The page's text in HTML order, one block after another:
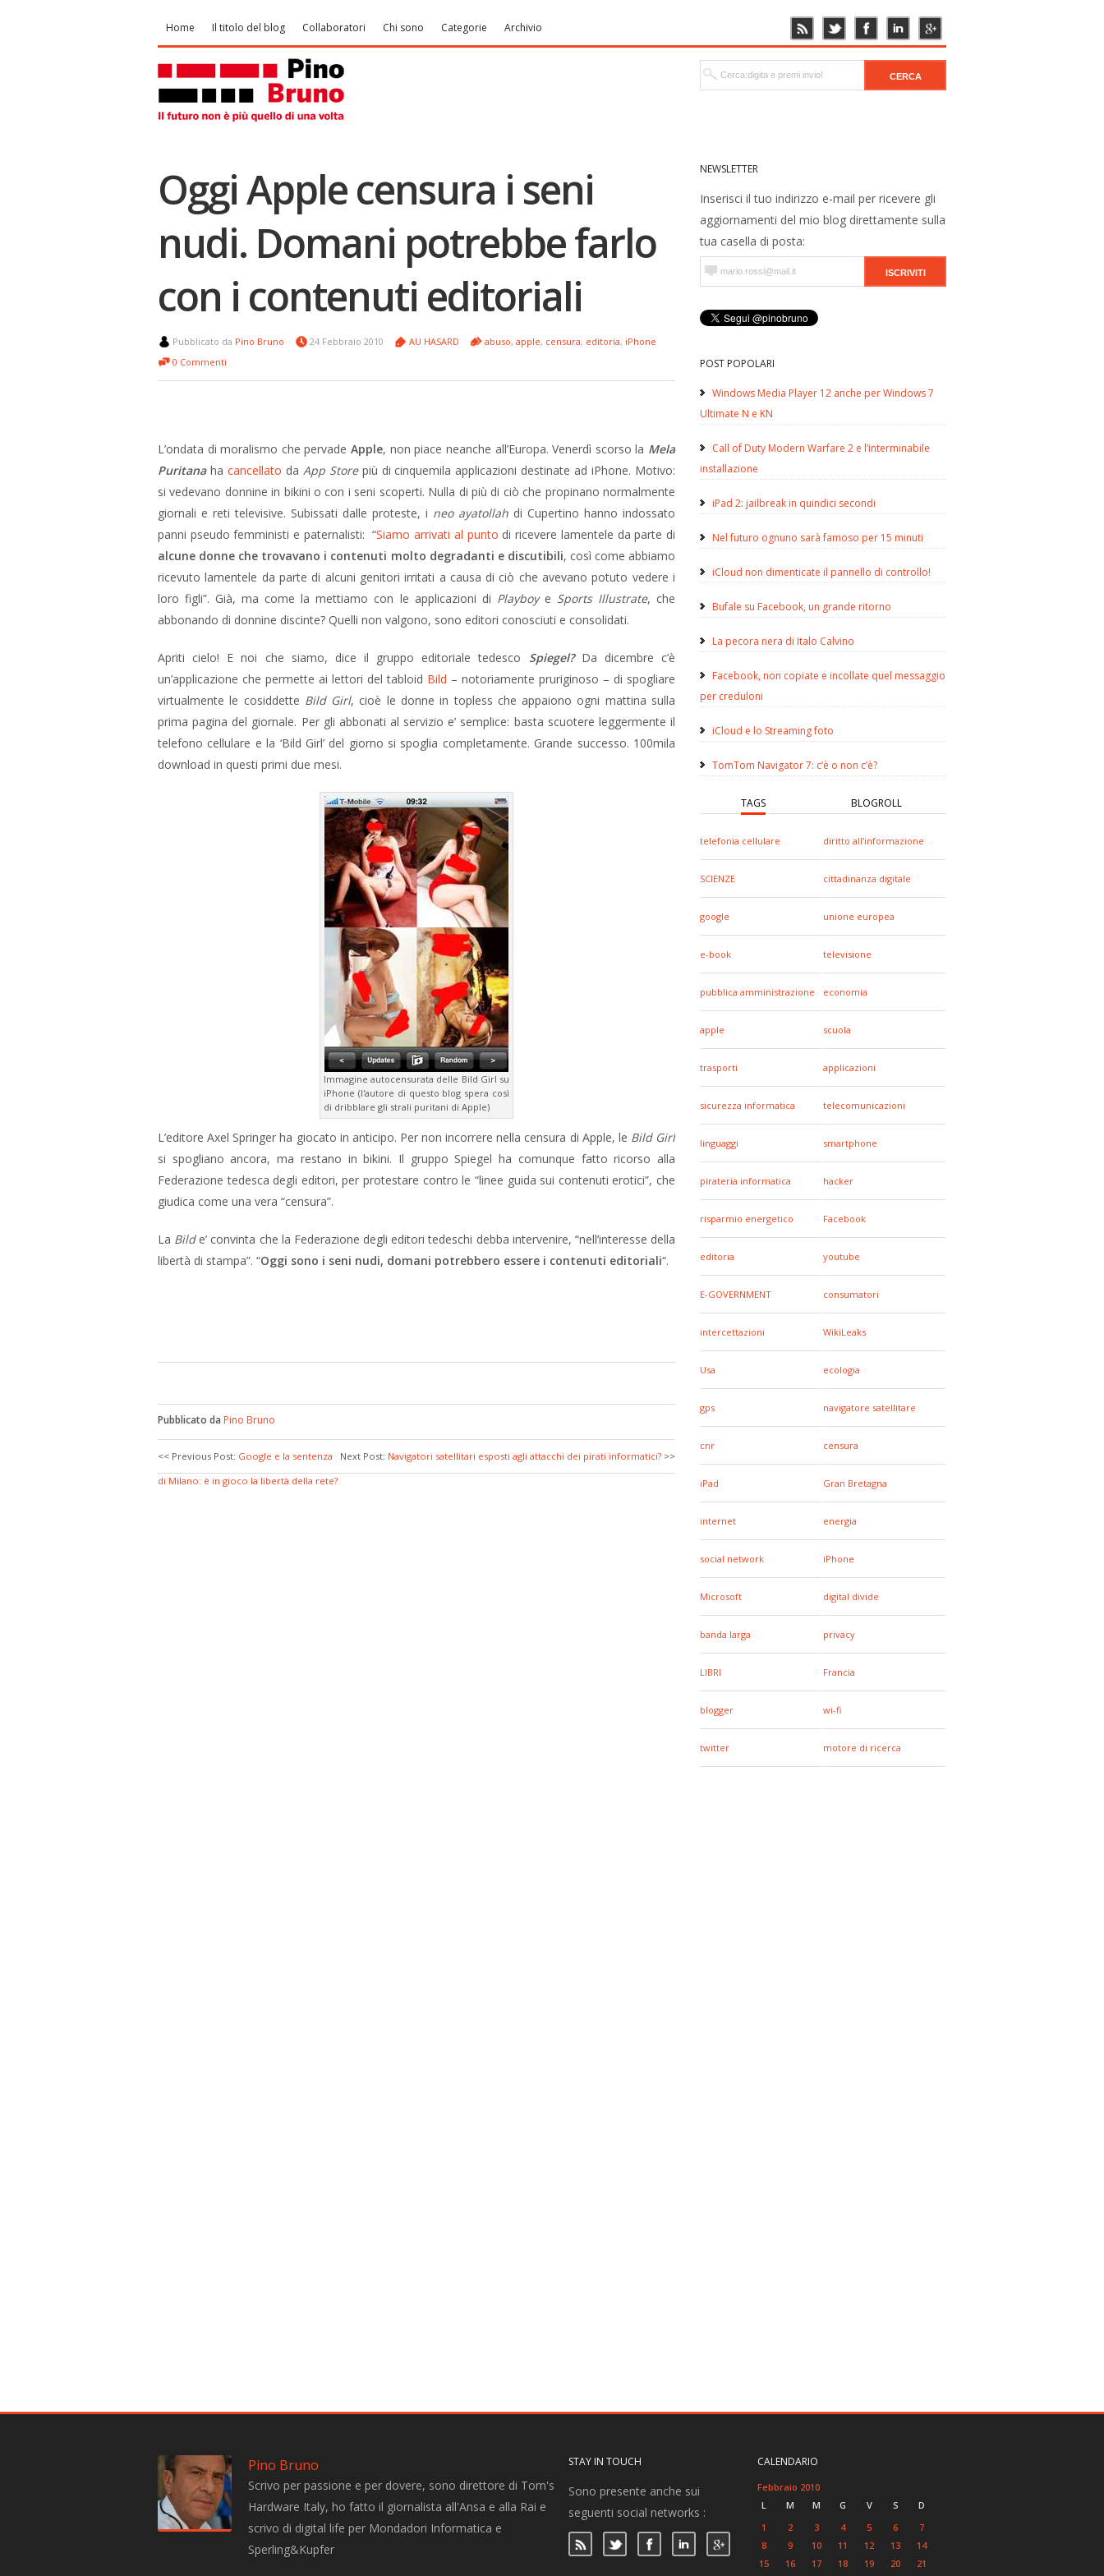
Home Il titolo del blog Collaboratori Chi sono Categorie Archivio
NEWSLETTER
Inserisci il tuo indirizzo e-mail per ricevere gli
aggiornamenti del mio blog direttamente sulla
tua casella di posta:
POST POPOLARI
Windows Media Player 12 anche per Windows 7
Ultimate N e KN
Call of Duty Modern Warfare 2 e l’interminabile
installazione
iPad 2: jailbreak in quindici secondi
Nel futuro ognuno sarà famoso per 15 minuti
iCloud non dimenticate il pannello di controllo!
Bufale su Facebook, un grande ritorno
La pecora nera di Italo Calvino
Facebook, non copiate e incollate quel messaggio
per creduloni
iCloud e lo Streaming foto
TomTom Navigator 7: c’è o non c’è?
TAGS BLOGROLL
telefonia cellulare diritto all'informazione
SCIENZE cittadinanza digitale
google unione europea
e-book televisione
pubblica amministrazione economia
apple scuola
trasporti applicazioni
sicurezza informatica telecomunicazioni
linguaggi smartphone
pirateria informatica hacker
risparmio energetico Facebook
editoria youtube
E-GOVERNMENT consumatori
intercettazioni WikiLeaks
Usa ecologia
gps navigatore satellitare
cnr censura
iPad Gran Bretagna
internet energia
social network iPhone
Microsoft digital divide
banda larga privacy
LIBRI Francia
blogger wi-fi
twitter motore di ricerca
Oggi Apple censura i seni
nudi. Domani potrebbe farlo
con i contenuti editoriali
Pubblicato da Pino Bruno 24 Febbraio 2010 AU HASARD abuso, apple, censura, editoria, iPhone
0 Commenti
L’ondata di moralismo che pervadeApple, non piace neanche all’Europa. Venerdì scorso la Mela
Puritanaha cancellato da App Storepiù di cinquemila applicazioni destinate ad iPhone. Motivo:
si vedevano donnine in bikini o con i seni scoperti. Nulla di più di ciò che propinano normalmente
giornali e reti televisive. Subissati dalle proteste, i neo ayatollah di Cupertino hanno indossato
panni pseudo femministi e paternalisti: “Siamo arrivati al punto di ricevere lamentele da parte di
alcune donne che trovavano i contenuti molto degradanti e discutibili, così come abbiamo
ricevuto lamentele da parte di alcuni genitori irritati a causa di ciò che avevano potuto vedere i
loro figli”. Già, ma come la mettiamo con le applicazioni di Playboye Sports Illustrate, che
abbonando di donnine discinte? Quelli non valgono, sono editori conosciuti e consolidati.
Apriti cielo! E noi che siamo, dice il gruppo editoriale tedesco Spiegel?Da dicembre c’è
un’applicazione che permette ai lettori del tabloid Bild – notoriamente pruriginoso – di spogliare
virtualmente le cosiddette Bild Girl, cioè le donne in topless che appaiono ogni mattina sulla
prima pagina del giornale. Per gli abbonati al servizio e’ semplice: basta scuotere leggermente il
telefono cellulare e la ‘Bild Girl’ del giorno si spoglia completamente. Grande successo. 100mila
download in questi primi due mesi.
Immagine autocensurata delle Bild Girl su
iPhone (l'autore di questo blog spera così
di dribblare gli strali puritani di Apple)
L’editore Axel Springer ha giocato in anticipo. Per non incorrere nella censura di Apple, le Bild Girl
si spogliano ancora, ma restano in bikini. Il gruppo Spiegel ha comunque fatto ricorso alla
Federazione tedesca degli editori, per protestare contro le “linee guida sui contenuti erotici”, che
giudica come una vera “censura”.
La Bilde’ convinta che la Federazione degli editori tedeschi debba intervenire, “nell’interesse della
libertà di stampa”. “Oggi sono i seni nudi, domani potrebbero essere i contenuti editoriali“.
Pubblicato da Pino Bruno
Next Post: Navigatori satellitari esposti agli attacchi dei pirati informatici? >>
<< Previous Post: Google e la sentenza
di Milano: è in gioco la libertà della rete?
Pino Bruno
Scrivo per passione e per dovere, sono direttore di Tom's
Hardware Italy, ho fatto il giornalista all'Ansa e alla Rai e
scrivo di digital life per Mondadori Informatica e
Sperling&Kupfer
STAY IN TOUCH
Sono presente anche sui
seguenti social networks :
CALENDARIO
Febbraio 2010
L
M M G V S
D
1
2 3 4 5 6
7
8
9 10 11 12 13
14
15
16 17 18 19 20
21